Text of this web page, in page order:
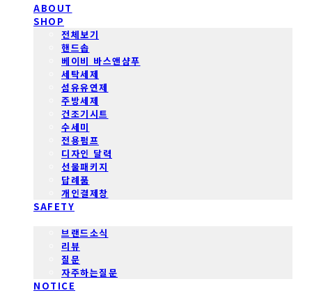
ABOUT
SHOP
전체보기
핸드솝
베이비 바스앤샴푸
세탁세제
섬유유연제
주방세제
건조기시트
수세미
전용펌프
디자인 달력
선물패키지
답례품
개인결제창
SAFETY
브랜드소식
리뷰
질문
자주하는질문
NOTICE